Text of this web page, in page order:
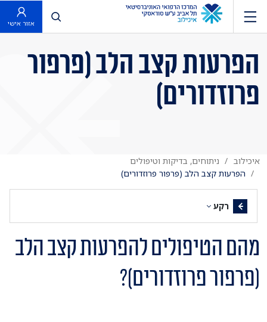
פתח חיפוש
אזור אישי
הפרעות קצב הלב (פרפור
פרוזדורים)
איכילוב
ניתוחים, בדיקות וטיפולים
הפרעות קצב הלב (פרפור פרוזדורים)
רקע
מהם הטיפולים להפרעות קצב הלב
(פרפור פרוזדורים)?